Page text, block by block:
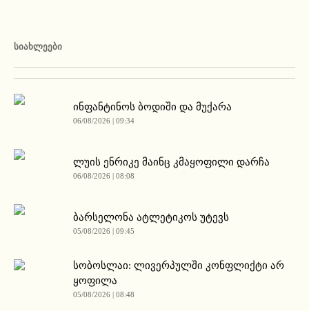
ᲡᲘᲐᲮᲚᲔᲔᲑᲘ
ინფანტინოს ბოდიში და მუქარა
06/08/2026 | 09:34
ლუის ენრიკე მაინც კმაყოფილი დარჩა
06/08/2026 | 08:08
ბარსელონა ატლეტიკოს უტევს
05/08/2026 | 09:45
სობოსლაი: ლივერპულში კონფლიქტი არ
ყოფილა
05/08/2026 | 08:48